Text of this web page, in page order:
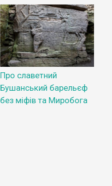
Про славетний
Бушанський барельєф
без міфів та Миробога